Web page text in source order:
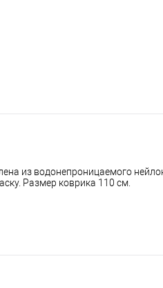
из водонепроницаемого
Размер коврика 110 см.